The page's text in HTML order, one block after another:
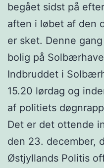
begået sidst på
aften i løbet af den
er sket. Denne
bolig på
Indbruddet i
15.20 lørdag og
af politiets
Det er det ottende
den 23. december,
Østjyllands Politis